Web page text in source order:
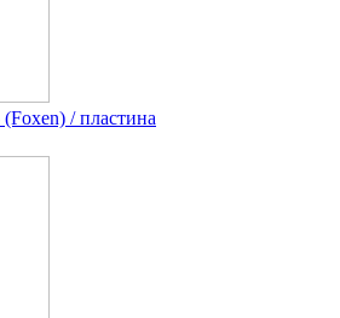
/ пластина